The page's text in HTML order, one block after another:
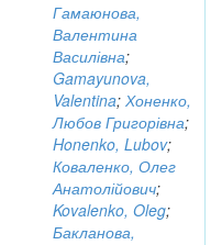
Гамаюнова,
Валентина
Василівна;
Gamayunova,
Valentina; Хоненко,
Любов Григорівна;
Honenko, Lubov;
Коваленко, Олег
Анатолійович;
Kovalenko, Oleg;
Бакланова,